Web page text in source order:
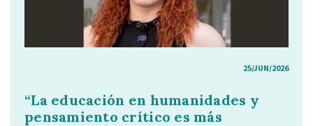
25/JUN/2026
“La educación en humanidades y
pensamiento crítico es más